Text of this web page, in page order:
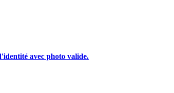
avec photo valide.